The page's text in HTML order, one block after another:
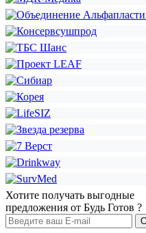
Хотите получать выгодные
предложения от Будь Готов ?